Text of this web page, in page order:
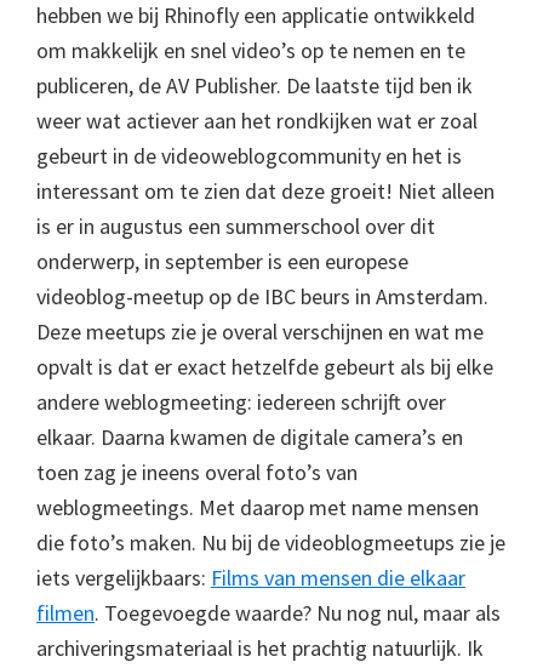
hebben we bij Rhinofly een applicatie ontwikkeld
om makkelijk en snel video’s op te nemen en te
publiceren, de AV Publisher. De laatste tijd ben ik
weer wat actiever aan het rondkijken wat er zoal
gebeurt in de videoweblogcommunity en het is
interessant om te zien dat deze groeit! Niet alleen
is er in augustus een summerschool over dit
onderwerp, in september is een europese
videoblog-meetup op de IBC beurs in Amsterdam.
Deze meetups zie je overal verschijnen en wat me
opvalt is dat er exact hetzelfde gebeurt als bij elke
andere weblogmeeting: iedereen schrijft over
elkaar. Daarna kwamen de digitale camera’s en
toen zag je ineens overal foto’s van
weblogmeetings. Met daarop met name mensen
die foto’s maken. Nu bij de videoblogmeetups zie je
iets vergelijkbaars: Films van mensen die elkaar
filmen. Toegevoegde waarde? Nu nog nul, maar als
archiveringsmateriaal is het prachtig natuurlijk. Ik